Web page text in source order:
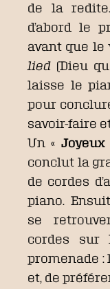
de la redite.
d’abord le
avant que le
lied (Dieu
laisse le
pour
savoir-faire
Un «
conclut la
de cordes
piano.
se
cordes sur
promenade :
et, de